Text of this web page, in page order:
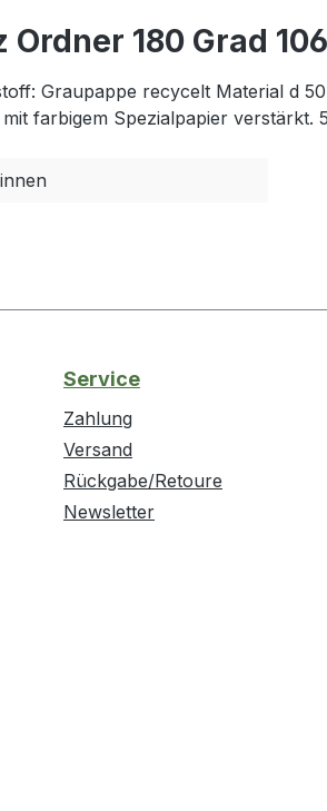
180 Grad
Graupappe recycelt Material d
farbigem Spezialpapier verstärkt.
Service
Zahlung
Versand
Rückgabe/Retoure
Newsletter